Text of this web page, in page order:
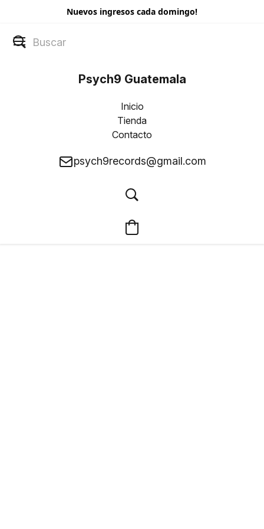
Nuevos ingresos cada domingo!
Psych9 Guatemala
Inicio
Tienda
Contacto
psych9records@gmail.com